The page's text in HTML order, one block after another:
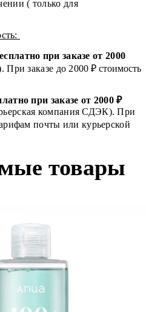
( только для
при заказе от 2000
При заказе до 2000 ₽ стоимость
при заказе от 2000 ₽
компания СДЭК). При
почты или курьерской
товары